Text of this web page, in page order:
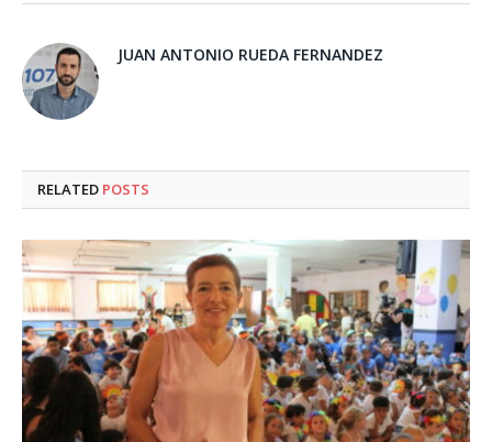
JUAN ANTONIO RUEDA FERNANDEZ
RELATED POSTS